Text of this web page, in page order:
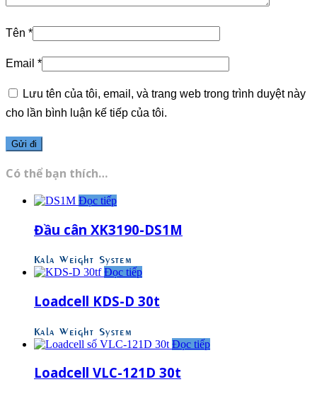
Tên *
Email *
Lưu tên của tôi, email, và trang web trong trình duyệt này
cho lần bình luận kế tiếp của tôi.
Có thể bạn thích…
Đọc tiếp
Đầu cân XK3190-DS1M
Kala Weight System
Đọc tiếp
Loadcell KDS-D 30t
Kala Weight System
Đọc tiếp
Loadcell VLC-121D 30t